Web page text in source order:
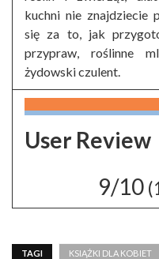
kuchni nie znajdziecie
się za to, jak
przypraw, roślinne
żydowski czulent.
User Review
9/10 (
TAGI KSIĄŻKI DLA KOBIET